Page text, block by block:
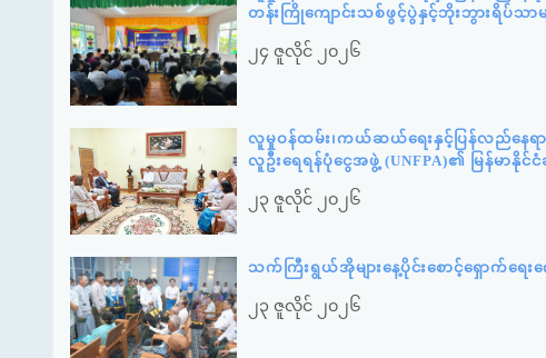
တန်းကြိုကျောင်းသစ်ဖွင့်ပွဲနှင့်ဘိုးဘွားရိပ်သ
၂၄ ဇူလိုင် ၂၀၂၆
လူမှုဝန်ထမ်း၊ကယ်ဆယ်ရေးနှင့်ပြန်လည်နေရာခ
လူဦးရေရန်ပုံငွေအဖွဲ့ (UNFPA)၏ မြန်မာ
၂၃ ဇူလိုင် ၂၀၂၆
သက်ကြီးရွယ်အိုများနေ့ပိုင်းစောင့်ရှောက်ရေး
၂၃ ဇူလိုင် ၂၀၂၆